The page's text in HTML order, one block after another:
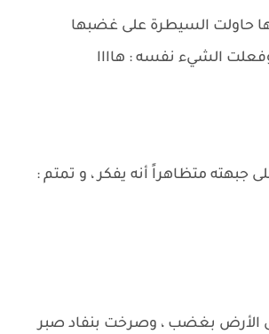
حاولت السيطرة على غضبها
الشيء نفسه : هاااا
جبهته متظاهراً أنه يفكر ، و تمتم :
الأرض بغضب ، وصرخت بنفاد صبر